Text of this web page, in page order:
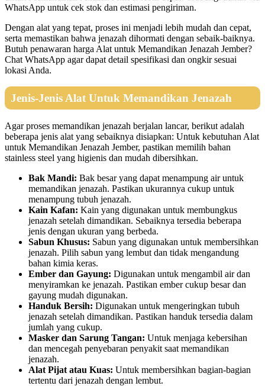
WhatsApp untuk cek stok dan estimasi pengiriman.
Dengan alat yang tepat, proses ini menjadi lebih mudah dan cepat,
serta memastikan bahwa jenazah dihormati dengan sebaik-baiknya.
Butuh penawaran harga Alat untuk Memandikan Jenazah Jember?
Chat WhatsApp agar dapat detail spesifikasi dan ongkir sesuai
lokasi Anda.
Jenis-Jenis Alat Untuk Memandikan Jenazah
Agar proses memandikan jenazah berjalan lancar, berikut adalah
beberapa jenis alat yang sebaiknya disiapkan: Untuk kebutuhan Alat
untuk Memandikan Jenazah Jember, pastikan memilih bahan
stainless steel yang higienis dan mudah dibersihkan.
Bak Mandi: Bak besar yang dapat menampung air untuk
memandikan jenazah. Pastikan ukurannya cukup untuk
menampung tubuh jenazah.
Kain Kafan: Kain yang digunakan untuk membungkus
jenazah setelah dimandikan. Sebaiknya tersedia beberapa
jenis dengan ukuran yang berbeda.
Sabun Khusus: Sabun yang digunakan untuk membersihkan
jenazah. Pilih sabun yang lembut dan tidak mengandung
bahan kimia keras.
Ember dan Gayung: Digunakan untuk mengambil air dan
menyiramkan ke jenazah. Pastikan ember cukup besar dan
gayung mudah digunakan.
Handuk Bersih: Digunakan untuk mengeringkan tubuh
jenazah setelah dimandikan. Pastikan handuk tersedia dalam
jumlah yang cukup.
Masker dan Sarung Tangan: Untuk menjaga kebersihan
dan mencegah penyebaran penyakit saat memandikan
jenazah.
Alat Pijat atau Kuas: Untuk membersihkan bagian-bagian
tertentu dari jenazah dengan lembut.